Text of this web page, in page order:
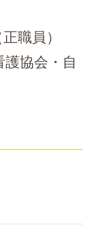
職員）
協会・自